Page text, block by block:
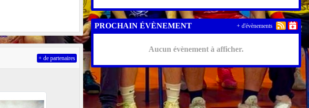
+ de partenaires
PROCHAIN ÉVÈNEMENT
Aucun évènement à afficher.
+ d'évènements